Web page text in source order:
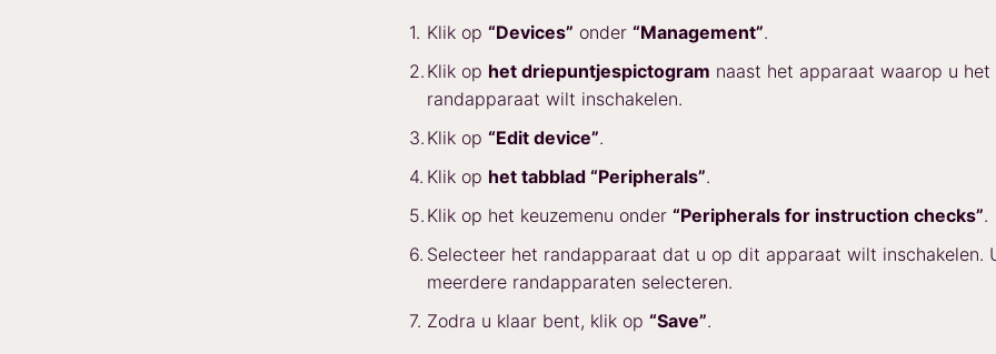
Klik op “Devices” onder “Management”.
Klik op het driepuntjespictogram naast het apparaat waarop u het
randapparaat wilt inschakelen.
Klik op “Edit device”.
Klik op het tabblad “Peripherals”.
Klik op het keuzemenu onder “Peripherals for instruction checks”.
Selecteer het randapparaat dat u op dit apparaat wilt inschakelen.
meerdere randapparaten selecteren.
Zodra u klaar bent, klik op “Save”.